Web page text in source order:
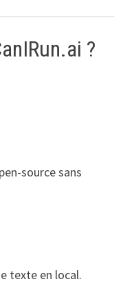
?
source sans
texte en local.